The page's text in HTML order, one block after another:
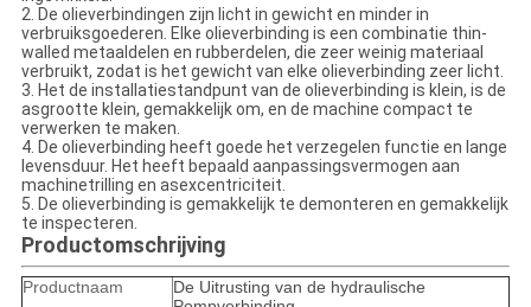
2. De olieverbindingen zijn licht in gewicht en minder in
verbruiksgoederen. Elke olieverbinding is een combinatie thin-
walled metaaldelen en rubberdelen, die zeer weinig materiaal
verbruikt, zodat is het gewicht van elke olieverbinding zeer licht.
3. Het de installatiestandpunt van de olieverbinding is klein, is de
asgrootte klein, gemakkelijk om, en de machine compact te
verwerken te maken.
4. De olieverbinding heeft goede het verzegelen functie en lange
levensduur. Het heeft bepaald aanpassingsvermogen aan
machinetrilling en asexcentriciteit.
5. De olieverbinding is gemakkelijk te demonteren en gemakkelijk
te inspecteren.
Productomschrijving
Productnaam
De Uitrusting van de hydraulische